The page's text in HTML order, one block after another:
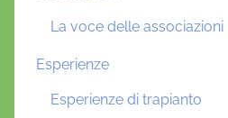
La voce delle associazioni
Esperienze
Esperienze di trapianto